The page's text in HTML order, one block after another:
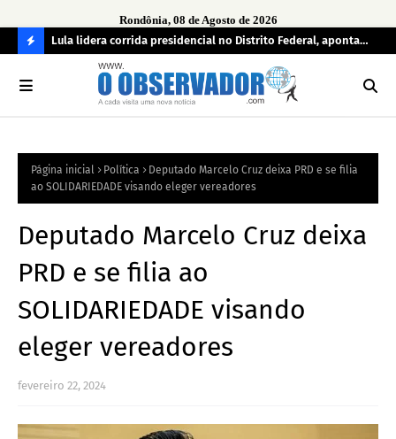
Rondônia, 08 de Agosto de 2026
O
R
Lula lidera corrida presidencial no Distrito Federal, aponta
pesquisa; Flávio Bolsonaro aparece em segundo
Página inicial Política
Deputado Marcelo Cruz deixa PRD e se filia
ao SOLIDARIEDADE visando eleger vereadores
Deputado Marcelo Cruz deixa
PRD e se filia ao
SOLIDARIEDADE visando
eleger vereadores
fevereiro 22, 2024